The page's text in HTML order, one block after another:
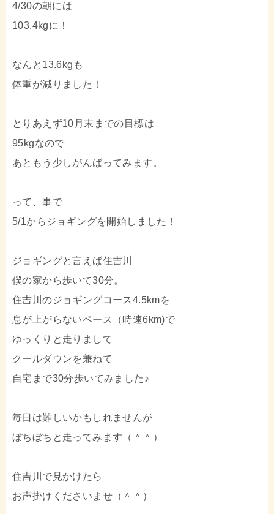
4/30の朝には
103.4kgに！
なんと13.6kgも
体重が減りました！
とりあえず10月末までの目標は
95kgなので
あともう少しがんばってみます。
って、事で
5/1からジョギングを開始しました！
ジョギングと言えば住吉川
僕の家から歩いて30分。
住吉川のジョギングコース4.5kmを
息が上がらないペース（時速6km)で
ゆっくりと走りまして
クールダウンを兼ねて
自宅まで30分歩いてみました♪
毎日は難しいかもしれませんが
ぼちぼちと走ってみます（＾＾）
住吉川で見かけたら
お声掛けくださいませ（＾＾）